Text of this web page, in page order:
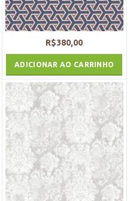
R$380,00
ADICIONAR AO CARRINHO